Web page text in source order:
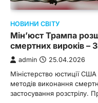
НОВИНИ СВІТУ
Мін’юст Трампа
смертних вироків –
admin 25.04.2026
Міністерство юстиції
методів виконання
застосування розстрілу.